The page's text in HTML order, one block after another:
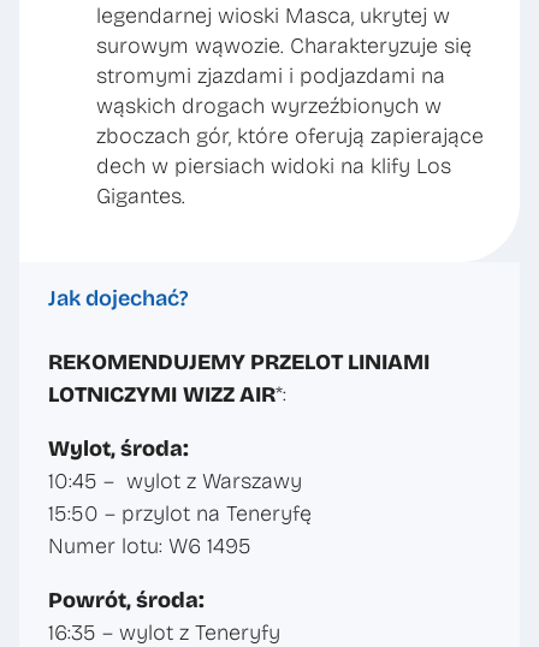
legendarnej wioski Masca, ukrytej w
surowym wąwozie. Charakteryzuje się
stromymi zjazdami i podjazdami na
wąskich drogach wyrzeźbionych w
zboczach gór, które oferują zapierające
dech w piersiach widoki na klify Los
Gigantes.
Jak dojechać?
REKOMENDUJEMY PRZELOT LINIAMI
LOTNICZYMI WIZZ AIR*:
Wylot, środa:
10:45 – wylot z Warszawy
15:50 – przylot na Teneryfę
Numer lotu: W6 1495
Powrót, środa:
16:35 – wylot z Teneryfy